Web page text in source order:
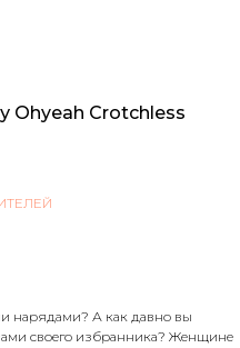
Ohyeah Crotchless
нарядами? А как давно вы
своего избранника? Женщине